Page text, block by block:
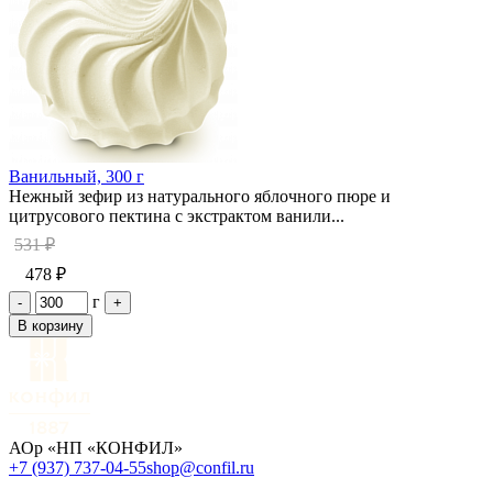
Ванильный, 300 г
Нежный зефир из натурального яблочного пюре и
цитрусового пектина с экстрактом ванили...
531 ₽
478 ₽
- г
+
В корзину
АОр «НП «КОНФИЛ»
+7 (937) 737-04-55shop@confil.ru